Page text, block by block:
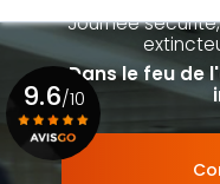
Journée
Dans le feu de
9.6/10
Voir le certificat